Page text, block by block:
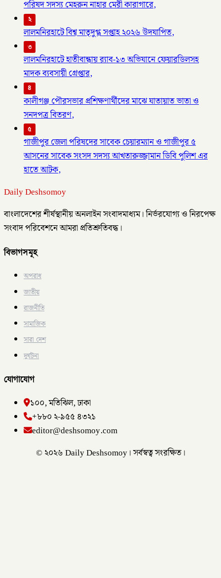
পরিষদ সদস্য মেহরুন নাহার মেরী কারাগারে,
২
লালমনিরহাটে বিশ্ব মাতৃদুগ্ধ সপ্তাহ ২০২৬ উদযাপিত,
৩
লালমনিরহাটে হাতীবান্ধায় র‌্যাব-১৩ অভিযানে ফেয়ারডিলসহ
মাদক ব্যবসায়ী গ্রেপ্তার,
৪
কালীগঞ্জ পৌরসভার প্রশিক্ষণার্থীদের মাঝে যাতায়াত ভাতা ও
সনদপত্র বিতরণ,
৫
গাজীপুর জেলা পরিষদের সাবেক চেয়ারম্যান ও গাজীপুর ৫
আসনের সাবেক সংসদ সদস্য আখতারুজ্জামান ডিবি পুলিশ এর
হাতে আটক,
Daily Deshsomoy
বাংলাদেশের শীর্ষস্থানীয় অনলাইন সংবাদমাধ্যম। নির্ভরযোগ্য ও নিরপেক্ষ
সংবাদ পরিবেশনে আমরা প্রতিশ্রুতিবদ্ধ।
বিভাগসমূহ
অপরাধ
জাতীয়
রাজনীতি
সামাজিক
সারা দেশ
দুর্ঘটনা
যোগাযোগ
১০০, মতিঝিল, ঢাকা
+৮৮০ ২-৯৫৫ ৪৩২১
editor@deshsomoy.com
© ২০২৬ Daily Deshsomoy। সর্বস্বত্ব সংরক্ষিত।